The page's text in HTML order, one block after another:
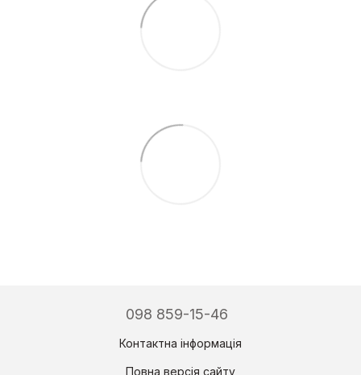
098 859-15-46
Контактна інформація
Повна версія сайту